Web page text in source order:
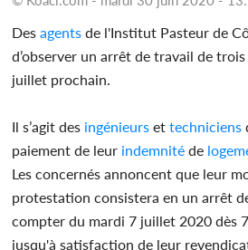
Desagents de l'Institut Pasteur de
d’observer un arrêt de travail de
juillet prochain.
Il s’agit des ingénieurs ettechniciens
paiement de leur indemnité de
Les concernés annoncent que leur
protestation consistera en un arrêt
compter du mardi 7 juillet 2020 dès
jusqu'à satisfaction de leur